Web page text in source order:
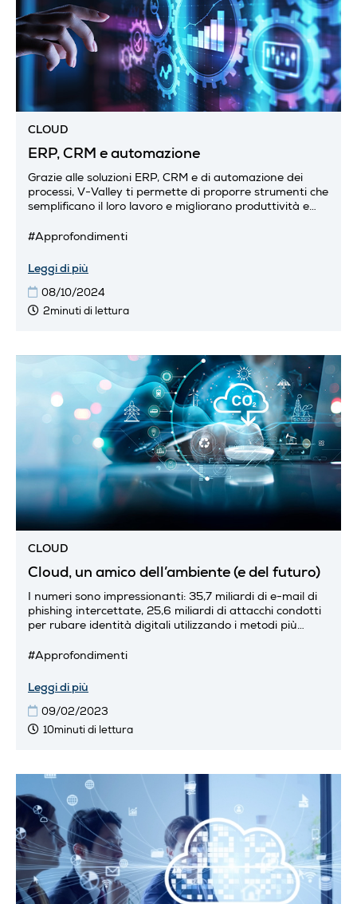
CLOUD
ERP, CRM e automazione
Grazie alle soluzioni ERP, CRM e di automazione dei
processi, V-Valley ti permette di proporre strumenti che
semplificano il loro lavoro e migliorano produttività e
#Approfondimenti
Leggi di più
08/10/2024
2minuti di lettura
CLOUD
Cloud, un amico dell’ambiente (e del futuro)
I numeri sono impressionanti: 35,7 miliardi di e-mail di
phishing intercettate, 25,6 miliardi di attacchi condotti
per rubare identità digitali utilizzando i metodi più
#Approfondimenti
Leggi di più
09/02/2023
10minuti di lettura